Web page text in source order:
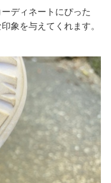
ディネートにぴった
象を与えてくれます。